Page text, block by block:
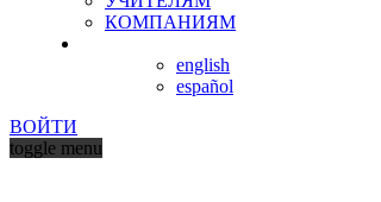
КОМПАНИЯМ
english
español
ВОЙТИ
toggle menu